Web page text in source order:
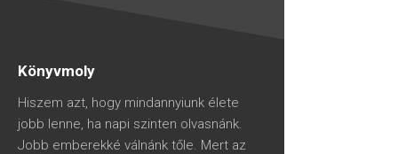
Könyvmoly
Hiszem azt, hogy mindannyiunk élete
jobb lenne, ha napi szinten olvasnánk.
Jobb emberekké válnánk tőle. Mert az